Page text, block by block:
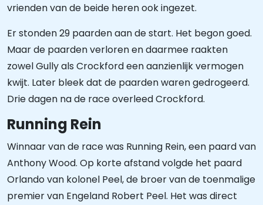
vrienden van de beide heren ook ingezet.
Er stonden 29 paarden aan de start. Het begon goed.
Maar de paarden verloren en daarmee raakten
zowel Gully als Crockford een aanzienlijk vermogen
kwijt. Later bleek dat de paarden waren gedrogeerd.
Drie dagen na de race overleed Crockford.
Running Rein
Winnaar van de race was Running Rein, een paard van
Anthony Wood. Op korte afstand volgde het paard
Orlando van kolonel Peel, de broer van de toenmalige
premier van Engeland Robert Peel. Het was direct